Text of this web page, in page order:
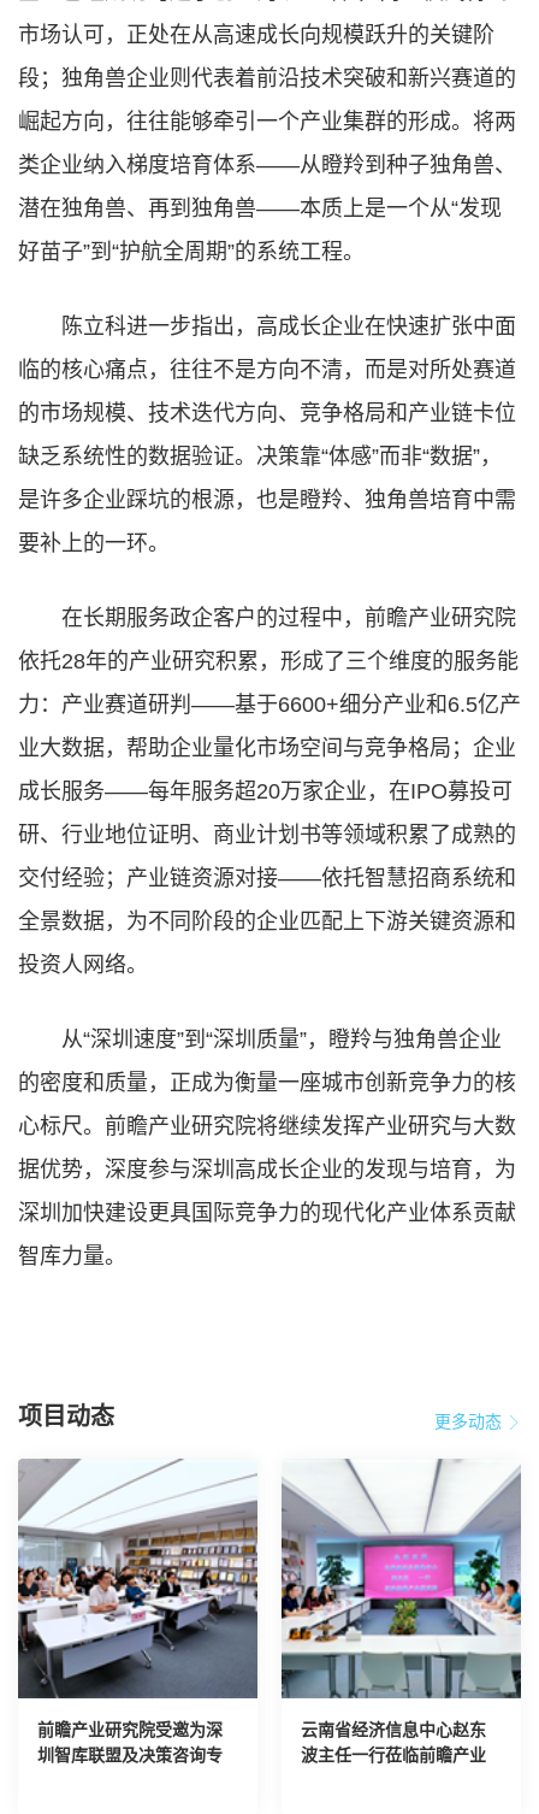
市场认可，正处在从高速成长向规模跃升的关键阶
段；独角兽企业则代表着前沿技术突破和新兴赛道的
崛起方向，往往能够牵引一个产业集群的形成。将两
类企业纳入梯度培育体系——从瞪羚到种子独角兽、
潜在独角兽、再到独角兽——本质上是一个从“发现
好苗子”到“护航全周期”的系统工程。
陈立科进一步指出，高成长企业在快速扩张中面
临的核心痛点，往往不是方向不清，而是对所处赛道
的市场规模、技术迭代方向、竞争格局和产业链卡位
缺乏系统性的数据验证。决策靠“体感”而非“数据”，
是许多企业踩坑的根源，也是瞪羚、独角兽培育中需
要补上的一环。
在长期服务政企客户的过程中，前瞻产业研究院
依托28年的产业研究积累，形成了三个维度的服务能
力：产业赛道研判——基于6600+细分产业和6.5亿产
业大数据，帮助企业量化市场空间与竞争格局；企业
成长服务——每年服务超20万家企业，在IPO募投可
研、行业地位证明、商业计划书等领域积累了成熟的
交付经验；产业链资源对接——依托智慧招商系统和
全景数据，为不同阶段的企业匹配上下游关键资源和
投资人网络。
从“深圳速度”到“深圳质量”，瞪羚与独角兽企业
的密度和质量，正成为衡量一座城市创新竞争力的核
心标尺。前瞻产业研究院将继续发挥产业研究与大数
据优势，深度参与深圳高成长企业的发现与培育，为
深圳加快建设更具国际竞争力的现代化产业体系贡献
智库力量。
项目动态 更多动态
前瞻产业研究院受邀为深
圳智库联盟及决策咨询专
云南省经济信息中心赵东
波主任一行莅临前瞻产业